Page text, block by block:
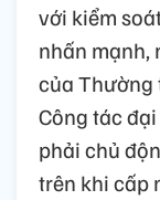
với kiểm
nhấn mạnh,
của Thường
Công tác
phải chủ
trên khi cấp